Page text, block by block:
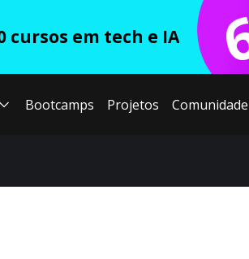
cursos em tech e IA
Bootcamps Projetos Comunidade